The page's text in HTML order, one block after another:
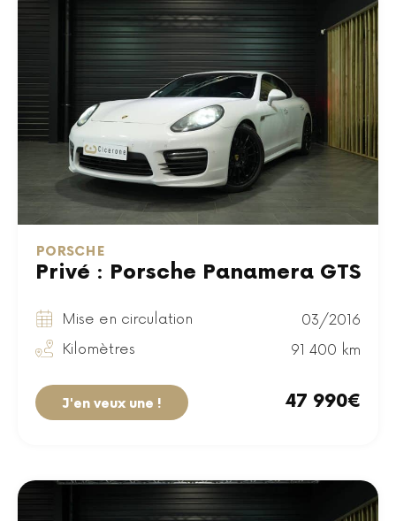
PORSCHE
Privé : Porsche Panamera GTS
Mise en circulation
03/2016
Kilomètres
91 400 km
J'en veux une ! 47 990€